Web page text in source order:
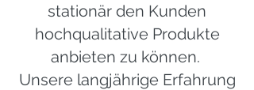
stationär den Kunden
hochqualitative Produkte
anbieten zu können.
Unsere langjährige Erfahrung